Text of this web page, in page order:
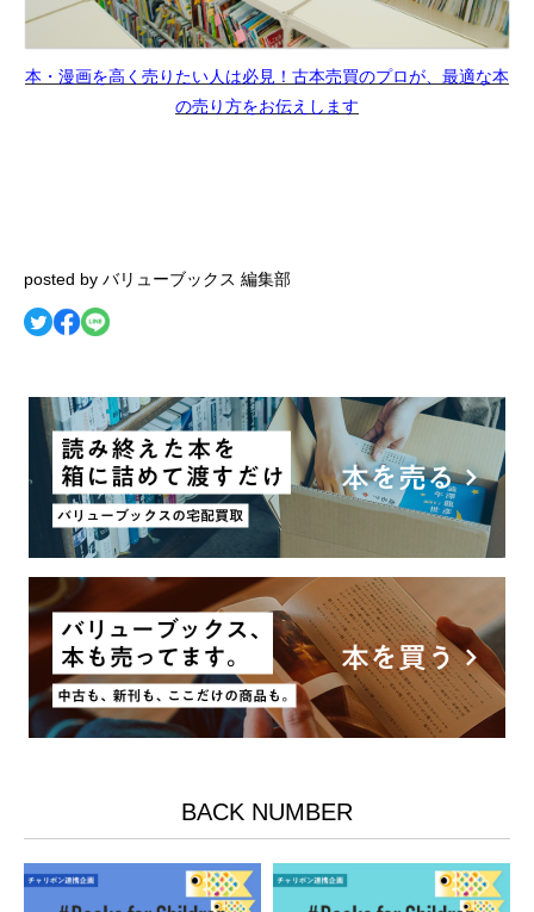
本・漫画を高く売りたい人は必見！古本売買のプロが、最適な本
の売り方をお伝えします
posted by バリューブックス 編集部
BACK NUMBER